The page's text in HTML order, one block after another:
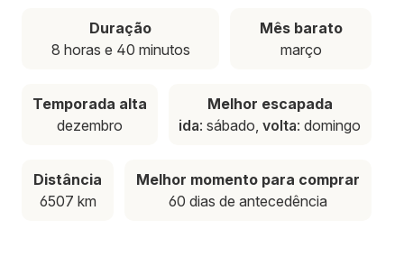
Duração
8 horas e 40 minutos
Mês barato
março
Temporada alta
dezembro
Melhor escapada
ida: sábado,volta: domingo
Distância
6507 km
Melhor momento para comprar
60 dias de antecedência